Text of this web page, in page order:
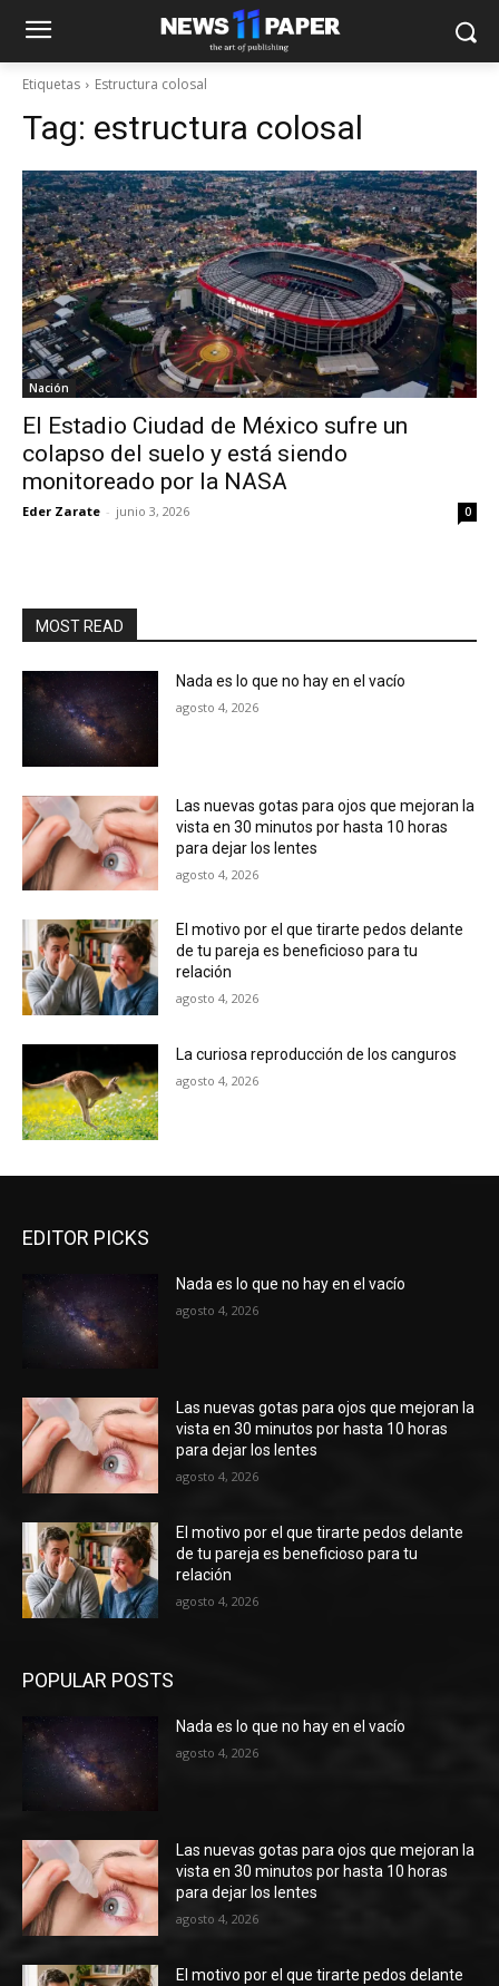
Etiquetas Estructura colosal
Tag: estructura colosal
Nación
El Estadio Ciudad de México sufre un
colapso del suelo y está siendo
monitoreado por la NASA
Eder Zarate - junio 3, 2026 0
MOST READ
Nada es lo que no hay en el vacío
agosto 4, 2026
Las nuevas gotas para ojos que mejoran la
vista en 30 minutos por hasta 10 horas
para dejar los lentes
agosto 4, 2026
El motivo por el que tirarte pedos delante
de tu pareja es beneficioso para tu
relación
agosto 4, 2026
La curiosa reproducción de los canguros
agosto 4, 2026
EDITOR PICKS
Nada es lo que no hay en el vacío
agosto 4, 2026
Las nuevas gotas para ojos que mejoran la
vista en 30 minutos por hasta 10 horas
para dejar los lentes
agosto 4, 2026
El motivo por el que tirarte pedos delante
de tu pareja es beneficioso para tu
relación
agosto 4, 2026
POPULAR POSTS
Nada es lo que no hay en el vacío
agosto 4, 2026
Las nuevas gotas para ojos que mejoran la
vista en 30 minutos por hasta 10 horas
para dejar los lentes
agosto 4, 2026
El motivo por el que tirarte pedos delante